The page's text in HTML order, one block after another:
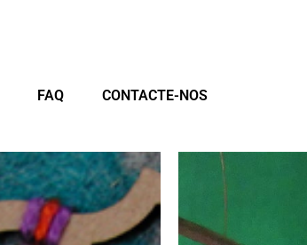
FAQ CONTACTE-NOS